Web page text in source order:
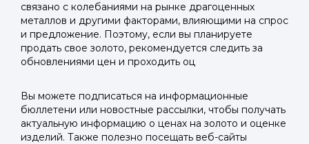
связано с колебаниями на рынке драгоценных
металлов и другими факторами, влияющими на спрос
и предложение. Поэтому, если вы планируете
продать свое золото, рекомендуется следить за
обновлениями цен и проходить оц
Вы можете подписаться на информационные
бюллетени или новостные рассылки, чтобы получать
актуальную информацию о ценах на золото и оценке
изделий. Также полезно посещать веб-сайты